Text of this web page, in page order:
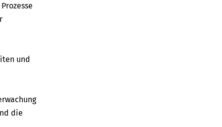
und
die